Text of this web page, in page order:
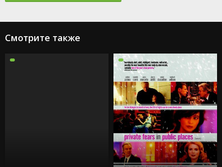
Смотрите также